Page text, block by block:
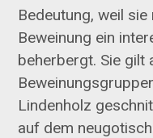
Bedeutung, weil
Beweinung ein
beherbergt. Sie gilt
Lindenholz
auf dem